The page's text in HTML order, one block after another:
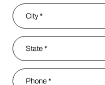
Address
City
State / Province / Region
Phone